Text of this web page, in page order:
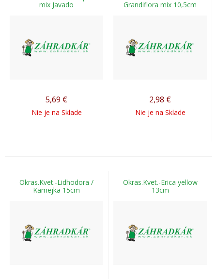
mix Javado
5,69 €
Nie je na Sklade
Grandiflora mix 10,5cm
2,98 €
Nie je na Sklade
Okras.Kvet.-Lidhodora /
Kamejka 15cm
Okras.Kvet.-Erica yellow
13cm